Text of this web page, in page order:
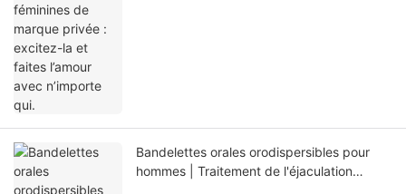
Bandelettes orales orodispersibles pour
hommes | Traitement de l'éjaculation